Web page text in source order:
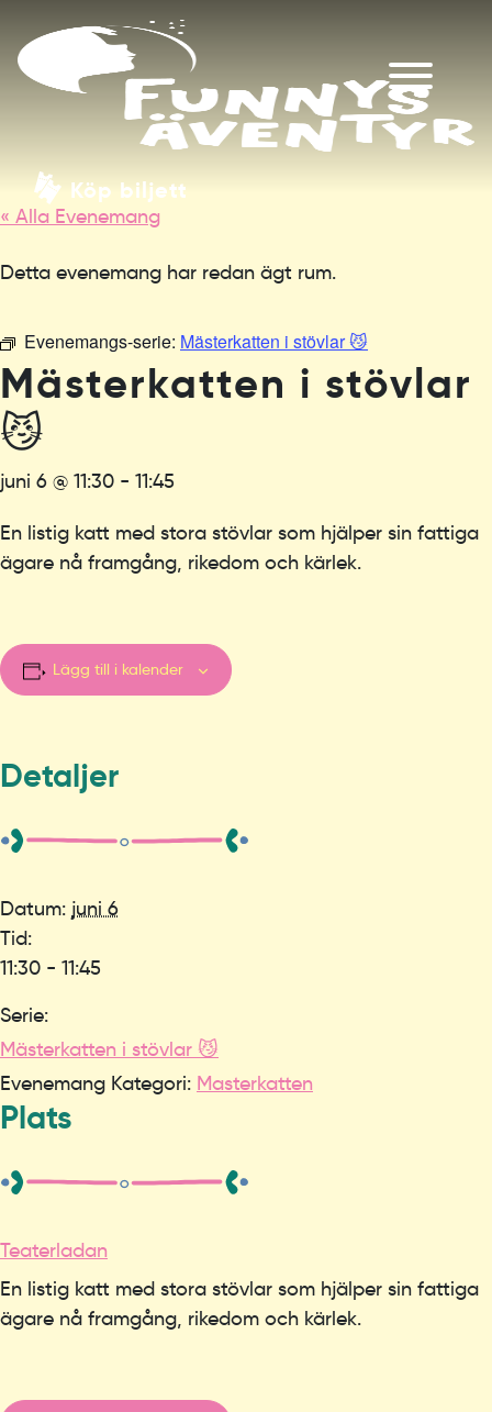
Köp biljett
« Alla Evenemang
Detta evenemang har redan ägt rum.
Evenemangs-serie: Mästerkatten i stövlar 😼
Mästerkatten i stövlar
😼
juni 6 @ 11:30 - 11:45
En listig katt med stora stövlar som hjälper sin fattiga
ägare nå framgång, rikedom och kärlek.
Lägg till i kalender
Detaljer
Datum: juni 6
Tid:
11:30 - 11:45
Serie:
Mästerkatten i stövlar 😼
Evenemang Kategori: Masterkatten
Plats
Teaterladan
En listig katt med stora stövlar som hjälper sin fattiga
ägare nå framgång, rikedom och kärlek.